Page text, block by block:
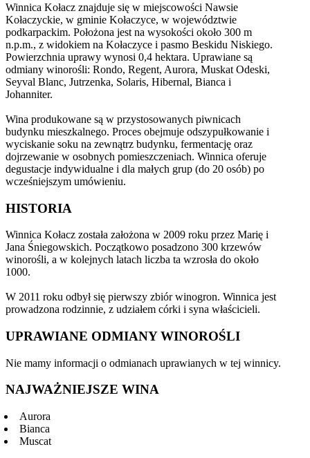
Winnica Kołacz znajduje się w miejscowości Nawsie
Kołaczyckie, w gminie Kołaczyce, w województwie
podkarpackim. Położona jest na wysokości około 300 m
n.p.m., z widokiem na Kołaczyce i pasmo Beskidu Niskiego.
Powierzchnia uprawy wynosi 0,4 hektara. Uprawiane są
odmiany winorośli: Rondo, Regent, Aurora, Muskat Odeski,
Seyval Blanc, Jutrzenka, Solaris, Hibernal, Bianca i
Johanniter.
Wina produkowane są w przystosowanych piwnicach
budynku mieszkalnego. Proces obejmuje odszypułkowanie i
wyciskanie soku na zewnątrz budynku, fermentację oraz
dojrzewanie w osobnych pomieszczeniach. Winnica oferuje
degustacje indywidualne i dla małych grup (do 20 osób) po
wcześniejszym umówieniu.
HISTORIA
Winnica Kołacz została założona w 2009 roku przez Marię i
Jana Śniegowskich. Początkowo posadzono 300 krzewów
winorośli, a w kolejnych latach liczba ta wzrosła do około
1000.
W 2011 roku odbył się pierwszy zbiór winogron. Winnica jest
prowadzona rodzinnie, z udziałem córki i syna właścicieli.
UPRAWIANE ODMIANY WINOROŚLI
Nie mamy informacji o odmianach uprawianych w tej winnicy.
NAJWAŻNIEJSZE WINA
Aurora
Bianca
Muscat